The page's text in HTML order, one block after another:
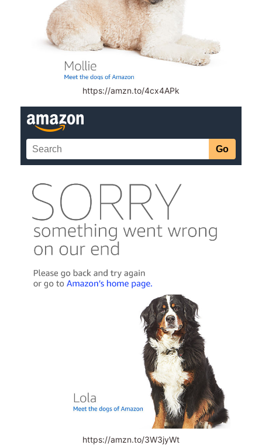
https://amzn.to/4cx4APk
https://amzn.to/3W3jyWt